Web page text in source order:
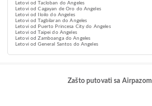
Letovi od Tacloban do Angeles
Letovi od Cagayan de Oro do Angeles
Letovi od Iloilo do Angeles
Letovi od Tagbilaran do Angeles
Letovi od Puerto Princesa City do Angeles
Letovi od Taipei do Angeles
Letovi od Zamboanga do Angeles
Letovi od General Santos do Angeles
Zašto putovati sa Airpazom